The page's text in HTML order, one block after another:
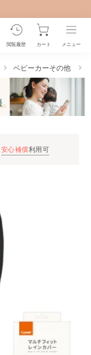
閲覧履歴 カート メニュー
ベビーカーその他
安心補償利用可